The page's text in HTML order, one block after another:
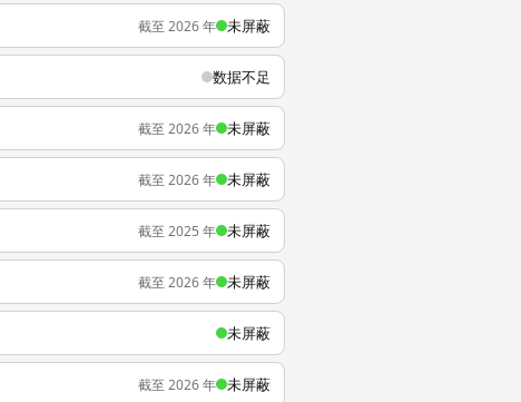
截至 2026 年 未屏蔽
数据不足
截至 2026 年 未屏蔽
截至 2026 年 未屏蔽
截至 2025 年 未屏蔽
截至 2026 年 未屏蔽
未屏蔽
截至 2026 年 未屏蔽